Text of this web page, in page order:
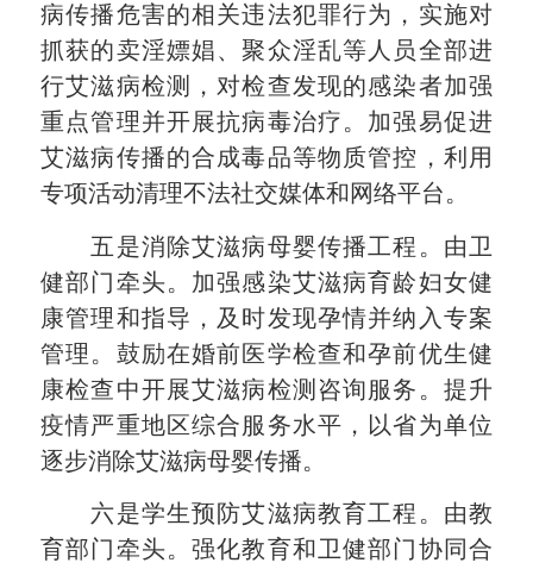
病传播危害的相关违法犯罪行为，实施对
抓获的卖淫嫖娼、聚众淫乱等人员全部进
行艾滋病检测，对检查发现的感染者加强
重点管理并开展抗病毒治疗。加强易促进
艾滋病传播的合成毒品等物质管控，利用
专项活动清理不法社交媒体和网络平台。
五是消除艾滋病母婴传播工程。由卫
健部门牵头。加强感染艾滋病育龄妇女健
康管理和指导，及时发现孕情并纳入专案
管理。鼓励在婚前医学检查和孕前优生健
康检查中开展艾滋病检测咨询服务。提升
疫情严重地区综合服务水平，以省为单位
逐步消除艾滋病母婴传播。
六是学生预防艾滋病教育工程。由教
育部门牵头。强化教育和卫健部门协同合